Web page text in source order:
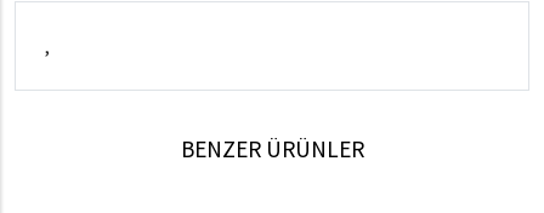
,
BENZER ÜRÜNLER